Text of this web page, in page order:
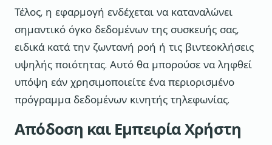
Τέλος, η εφαρμογή ενδέχεται να καταναλώνει
σημαντικό όγκο δεδομένων της συσκευής σας,
ειδικά κατά την ζωντανή ροή ή τις βιντεοκλήσεις
υψηλής ποιότητας. Αυτό θα μπορούσε να ληφθεί
υπόψη εάν χρησιμοποιείτε ένα περιορισμένο
πρόγραμμα δεδομένων κινητής τηλεφωνίας.
Απόδοση και Εμπειρία Χρήστη